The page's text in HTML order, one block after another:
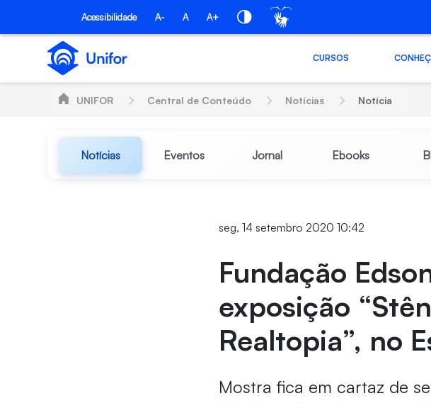
Pular para o Conteúdo principal
Acessibilidade A- A A+
CURSOS
UNIFOR Central de Conteúdo Notícias Notícia
Notícias Eventos Jornal Ebooks
seg, 14 setembro 2020 10:42
Fundação
exposição
Realtopia”, no
Mostra fica em cartaz de